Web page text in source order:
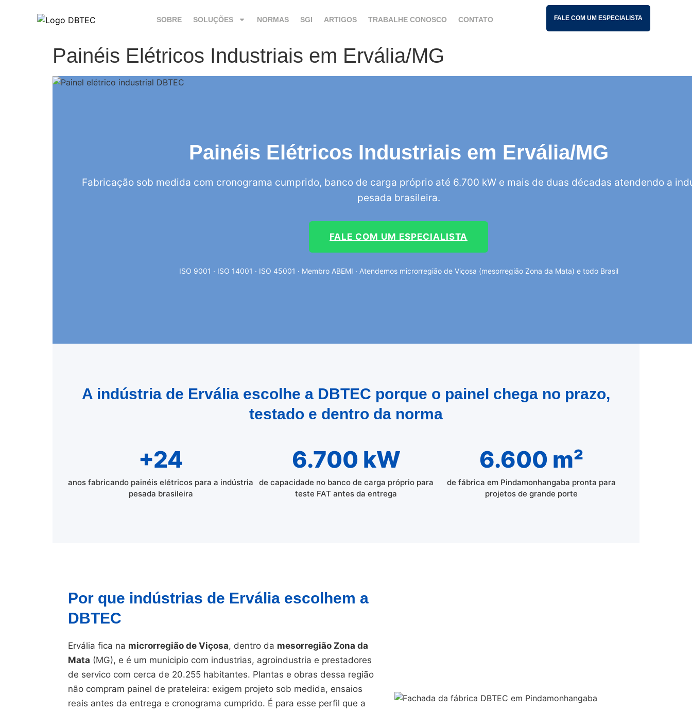
SOBRE SOLUÇÕES NORMAS SGI ARTIGOS TRABALHE CONOSCO CONTATO FALE COM UM ESPECIALISTA
Painéis Elétricos Industriais em Ervália/MG
Painéis Elétricos Industriais em Ervália/MG
Fabricação sob medida com cronograma cumprido, banco de carga próprio até 6.700 kW e mais de duas décadas atendendo a
pesada brasileira.
FALE COM UM ESPECIALISTA
ISO 9001 · ISO 14001 · ISO 45001 · Membro ABEMI · Atendemos microrregião de Viçosa (mesorregião Zona da Mata) e todo Brasil
A indústria de Ervália escolhe a DBTEC porque o painel chega no prazo,
testado e dentro da norma
+24
anos fabricando painéis elétricos para a indústria
pesada brasileira
6.700 kW
de capacidade no banco de carga próprio para
teste FAT antes da entrega
6.600 m²
de fábrica em Pindamonhangaba pronta para
projetos de grande porte
Por que indústrias de Ervália escolhem a
DBTEC
Ervália fica na microrregião de Viçosa, dentro da mesorregião Zona da
Mata (MG), e é um municipio com industrias, agroindustria e prestadores
de servico com cerca de 20.255 habitantes. Plantas e obras dessa região
não compram painel de prateleira: exigem projeto sob medida, ensaios
reais antes da entrega e cronograma cumprido. É para esse perfil que a